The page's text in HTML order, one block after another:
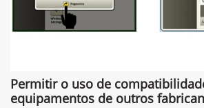
Permitir o uso de
equipamentos de outros